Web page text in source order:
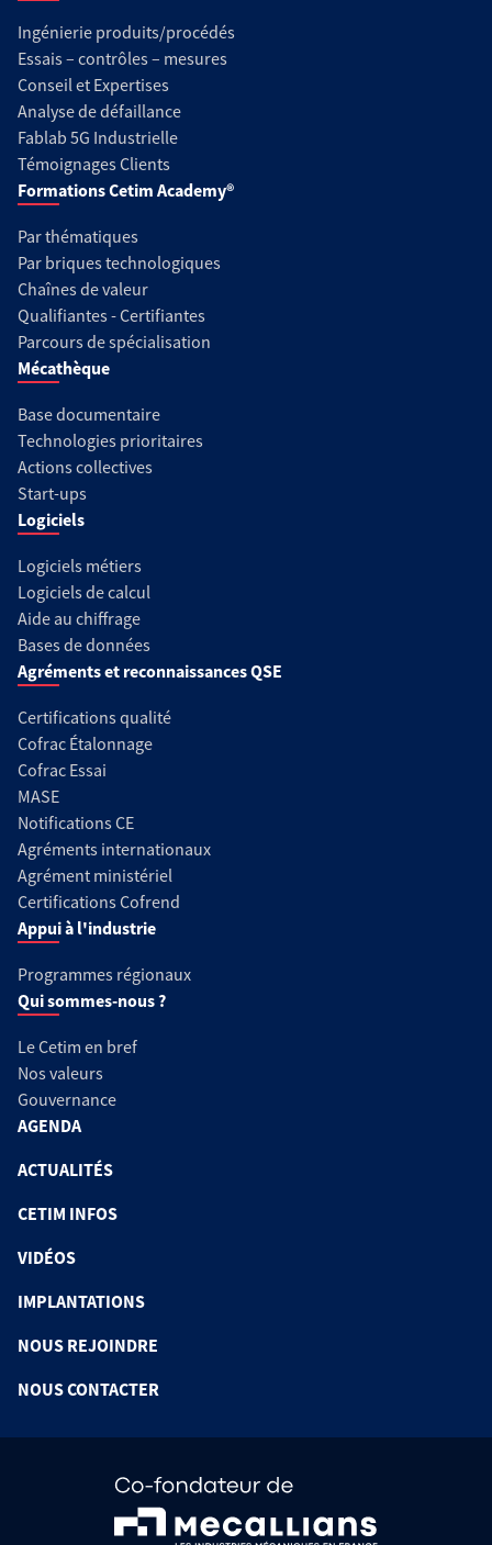
Ingénierie produits/procédés
Essais – contrôles – mesures
Conseil et Expertises
Analyse de défaillance
Fablab 5G Industrielle
Témoignages Clients
Formations Cetim Academy®
Par thématiques
Par briques technologiques
Chaînes de valeur
Qualifiantes - Certifiantes
Parcours de spécialisation
Mécathèque
Base documentaire
Technologies prioritaires
Actions collectives
Start-ups
Logiciels
Logiciels métiers
Logiciels de calcul
Aide au chiffrage
Bases de données
Agréments et reconnaissances QSE
Certifications qualité
Cofrac Étalonnage
Cofrac Essai
MASE
Notifications CE
Agréments internationaux
Agrément ministériel
Certifications Cofrend
Appui à l'industrie
Programmes régionaux
Qui sommes-nous ?
Le Cetim en bref
Nos valeurs
Gouvernance
AGENDA
ACTUALITÉS
CETIM INFOS
VIDÉOS
IMPLANTATIONS
NOUS REJOINDRE
NOUS CONTACTER